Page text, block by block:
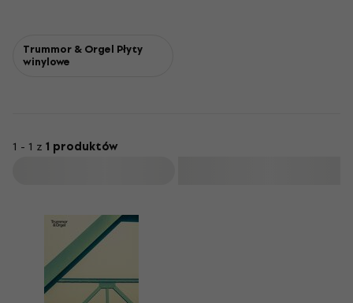
Trummor & Orgel Płyty
winylowe
1 - 1 z 1 produktów